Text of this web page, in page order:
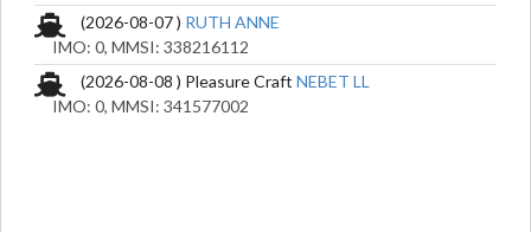
(2026-08-07 ) RUTH ANNE
IMO: 0, MMSI: 338216112
(2026-08-08 ) Pleasure Craft NEBET LL
IMO: 0, MMSI: 341577002